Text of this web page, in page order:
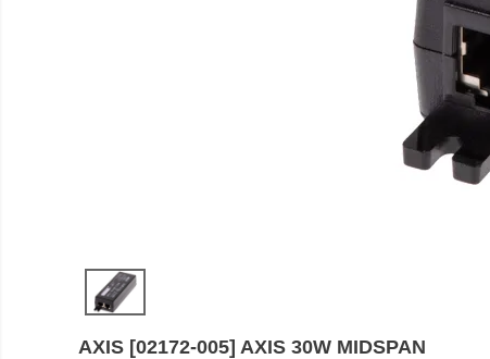
AXIS [02172-005] AXIS 30W MIDSPAN